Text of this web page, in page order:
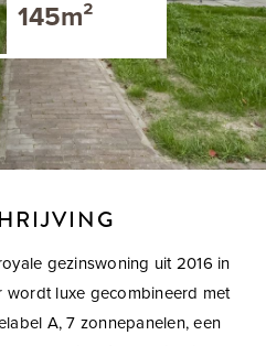
145m²
gezinswoning uit 2016 in
wordt luxe gecombineerd met
A, 7 zonnepanelen, een